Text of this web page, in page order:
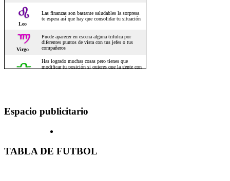
Espacio publicitario
TABLA DE FUTBOL